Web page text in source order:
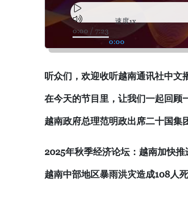
0:00 / 7:23
0:00
速度1x
听众们，欢迎收听越南通讯社中文
在今天的节目里，让我们一起回顾
越南政府总理范明政出席二十国集
2025年秋季经济论坛：越南加快
越南中部地区暴雨洪灾造成108人